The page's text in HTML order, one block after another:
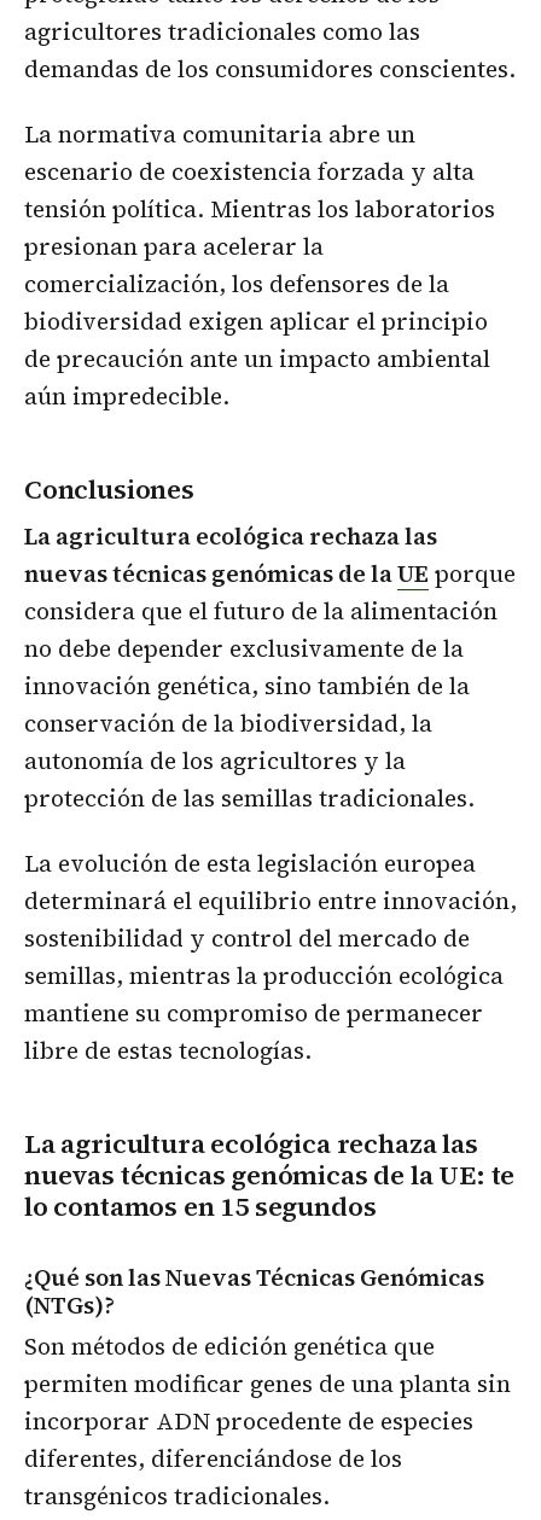
agricultores tradicionales como las
demandas de los consumidores conscientes.
La normativa comunitaria abre un
escenario de coexistencia forzada y alta
tensión política. Mientras los laboratorios
presionan para acelerar la
comercialización, los defensores de la
biodiversidad exigen aplicar el principio
de precaución ante un impacto ambiental
aún impredecible.
Conclusiones
La agricultura ecológica rechaza las
nuevas técnicas genómicas de laUE porque
considera que el futuro de la alimentación
no debe depender exclusivamente de la
innovación genética, sino también de la
conservación de la biodiversidad, la
autonomía de los agricultores y la
protección de las semillas tradicionales.
La evolución de esta legislación europea
determinará el equilibrio entre innovación,
sostenibilidad y control del mercado de
semillas, mientras la producción ecológica
mantiene su compromiso de permanecer
libre de estas tecnologías.
La agricultura ecológica rechaza las
nuevas técnicas genómicas de la UE: te
lo contamos en 15 segundos
¿Qué son las Nuevas Técnicas Genómicas
(NTGs)?
Son métodos de edición genética que
permiten modificar genes de una planta sin
incorporar ADN procedente de especies
diferentes, diferenciándose de los
transgénicos tradicionales.